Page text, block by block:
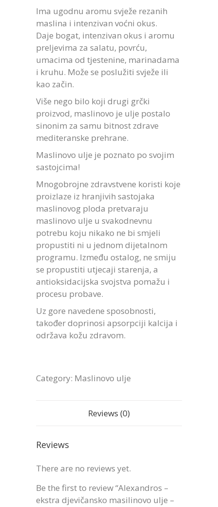
Ima ugodnu aromu svježe rezanih
maslina i intenzivan voćni okus.
Daje bogat, intenzivan okus i aromu
preljevima za salatu, povrću,
umacima od tjestenine, marinadama
i kruhu. Može se poslužiti svježe ili
kao začin.
Više nego bilo koji drugi grčki
proizvod, maslinovo je ulje postalo
sinonim za samu bitnost zdrave
mediteranske prehrane.
Maslinovo ulje je poznato po svojim
sastojcima!
Mnogobrojne zdravstvene koristi koje
proizlaze iz hranjivih sastojaka
maslinovog ploda pretvaraju
maslinovo ulje u svakodnevnu
potrebu koju nikako ne bi smjeli
propustiti ni u jednom dijetalnom
programu. Između ostalog, ne smiju
se propustiti utjecaji starenja, a
antioksidacijska svojstva pomažu i
procesu probave.
Uz gore navedene sposobnosti,
također doprinosi apsorpciji kalcija i
održava kožu zdravom.
Category: Maslinovo ulje
Reviews (0)
Reviews
There are no reviews yet.
Be the first to review “Alexandros –
ekstra djevičansko masilinovo ulje –